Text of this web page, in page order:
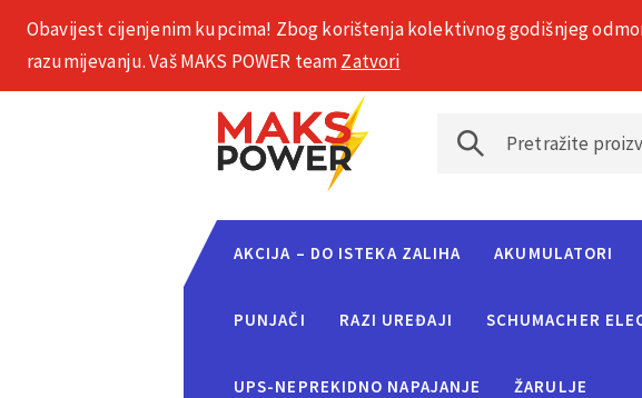
+385 1 2002 575
AKCIJA – DO ISTEKA ZALIHA AKUMULATORI
PUNJAČI RAZI UREĐAJI SCHUMACHER
UPS-NEPREKIDNO NAPAJANJE ŽARULJE
Obavijest cijenjenim kupcima! Zbog korištenja kolektivnog godišnjeg
razumijevanju. Vaš MAKS POWER teamZatvori